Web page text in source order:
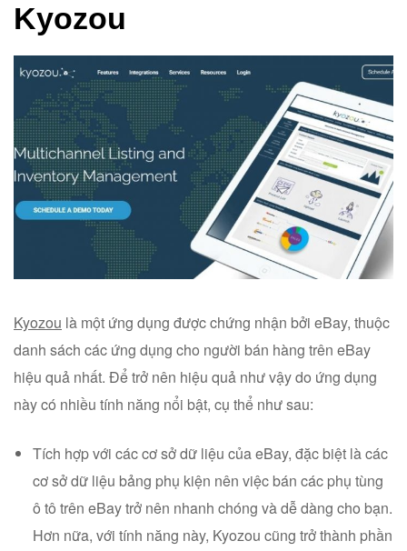
Kyozou
Kyozou là một ứng dụng được chứng nhận bởi eBay, thuộc
danh sách các ứng dụng cho người bán hàng trên eBay
hiệu quả nhất. Để trở nên hiệu quả như vậy do ứng dụng
này có nhiều tính năng nổi bật, cụ thể như sau:
Tích hợp với các cơ sở dữ liệu của eBay, đặc biệt là các
cơ sở dữ liệu bảng phụ kiện nên việc bán các phụ tùng
ô tô trên eBay trở nên nhanh chóng và dễ dàng cho bạn.
Hơn nữa, với tính năng này, Kyozou cũng trở thành phần